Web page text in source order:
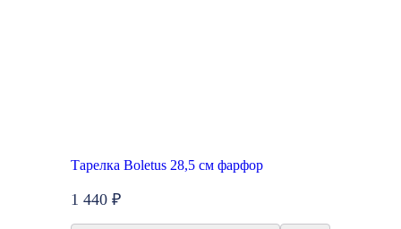
Тарелка Boletus 28,5 см фарфор
1 440 ₽